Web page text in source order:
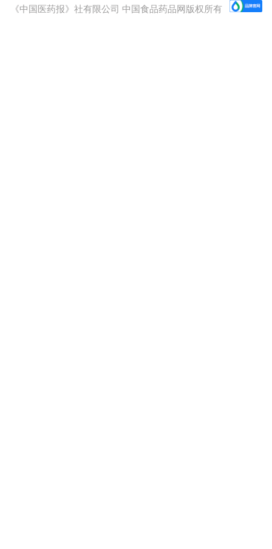
《中国医药报》社有限公司 中国食品药品网版权所有